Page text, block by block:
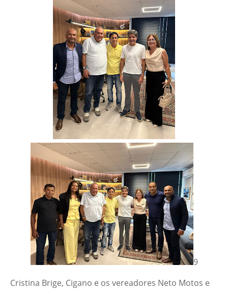
9
Cristina Brige, Cigano e os vereadores Neto Motos e